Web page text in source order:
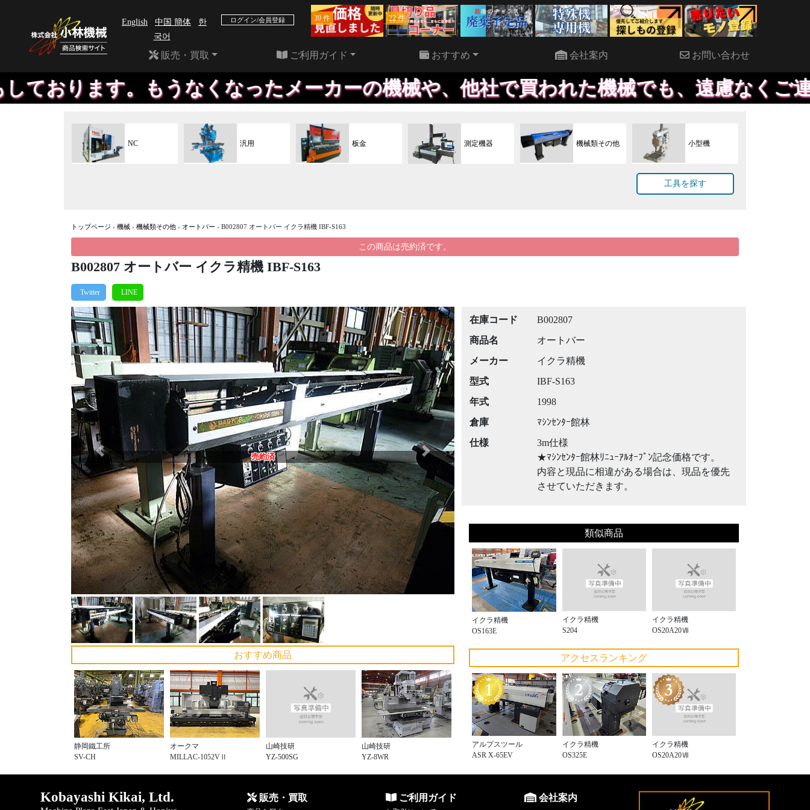
English 中国 簡体
한
국어
ログイン/会員登録 39 件 22 件
販売・買取 ご利用ガイド おすすめ 会社案内 お問い合わせ
もうなくなったメーカーの機械や、他社で買われた機械でも、遠慮なくご連絡くださ
NC 汎用 板金 測定機器 機械類その他 小型機
工具を探す
トップページ › 機械 › 機械類その他 › オートバー › B002807 オートバー イクラ精機 IBF-S163
この商品は売約済です。
B002807 オートバー イクラ精機 IBF-S163
売約済
Previous Next
おすすめ商品
静岡鐵工所
SV-CH
オークマ
MILLAC-1052VⅡ
山崎技研
YZ-500SG
山崎技研
YZ-8WR
在庫コード
B002807
商品名
オートバー
メーカー
イクラ精機
型式
IBF-S163
年式
1998
倉庫
ﾏｼﾝｾﾝﾀｰ館林
仕様
3m仕様
★ﾏｼﾝｾﾝﾀｰ館林ﾘﾆｭｰｱﾙｵｰﾌﾟﾝ記念価格です。
内容と現品に相違がある場合は、現品を優先
させていただきます。
類似商品
イクラ精機
OS163E
イクラ精機
S204
イクラ精機
OS20A20Ⅶ
アクセスランキング
アルプスツール
ASR X-65EV
イクラ精機
OS325E
イクラ精機
OS20A20Ⅶ
Kobayashi Kikai, Ltd. 販売・買取 ご利用ガイド 会社案内